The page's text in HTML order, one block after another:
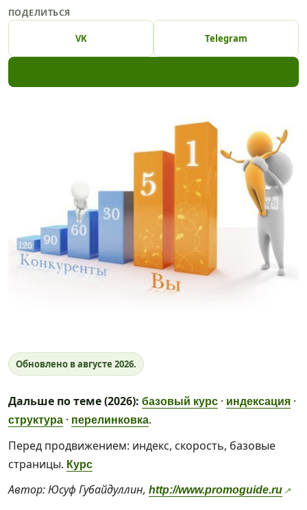
ПОДЕЛИТЬСЯ
VK Telegram
Обновлено в августе 2026.
Дальше по теме (2026): базовый курс · индексация ·
структура · перелинковка.
Перед продвижением: индекс, скорость, базовые
страницы. Курс
Автор: Юсуф Губайдуллин, http://www.promoguide.ru